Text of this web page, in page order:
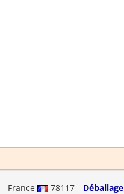
France 78117 Déballage